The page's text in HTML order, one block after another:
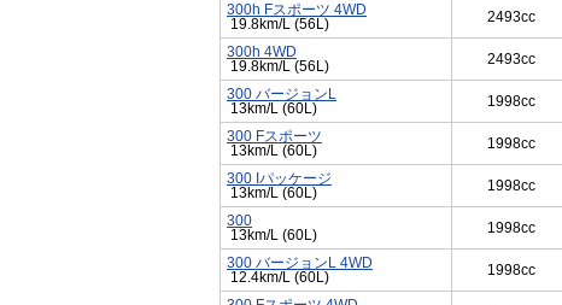
300h Fスポーツ 4WD
19.8km/L (56L)
2493cc
300h 4WD
19.8km/L (56L)
2493cc
300 バージョンL
13km/L (60L)
1998cc
300 Fスポーツ
13km/L (60L)
1998cc
300 Iパッケージ
13km/L (60L)
1998cc
300
13km/L (60L)
1998cc
300 バージョンL 4WD
12.4km/L (60L)
1998cc